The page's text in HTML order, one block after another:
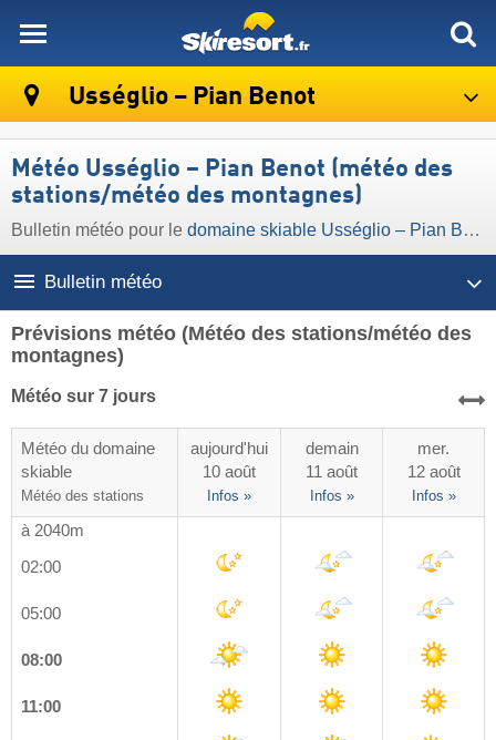
Usséglio – Pian Benot
Météo Usséglio – Pian Benot (météo des
stations/météo des montagnes)
Bulletin météo pour le domaine skiable Usséglio – Pian Benot
Bulletin météo
Prévisions météo (Météo des stations/météo des
montagnes)
Météo sur 7 jours
Météo du domaine
skiable
Météo des stations
aujourd'hui
10 août
Infos »
demain
11 août
Infos »
mer.
12 août
Infos »
à 2040m
02:00
05:00
08:00
11:00